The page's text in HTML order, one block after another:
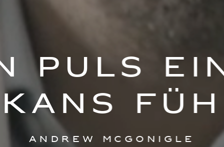
Puls
Andrew McGonigle